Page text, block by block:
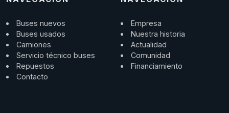
Buses nuevos
Buses usados
Camiones
Servicio técnico buses
Repuestos
Contacto
Empresa
Nuestra historia
Actualidad
Comunidad
Financiamiento